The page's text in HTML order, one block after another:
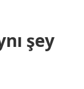
şey